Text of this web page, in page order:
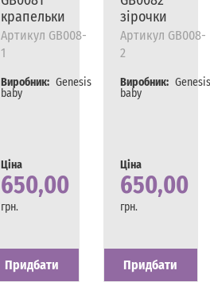
крапельки
Артикул GB008-
1
Виробник: Genesis
baby
Ціна
650,00
грн.
Наявність
Є в наявності
Придбати
зірочки
Артикул GB008-
2
Виробник: Genesis
baby
Ціна
650,00
грн.
Наявність
Є в наявності
Придбати